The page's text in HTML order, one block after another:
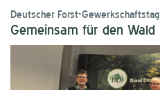
Deutscher Forst-Gewerkschaftstag
Gemeinsam für den Wald